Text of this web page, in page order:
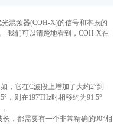
混频器(COH-X)的信号和本振的
我们可以清楚地看到，COH-X在
，它在C波段上增加了大约2°到
，则在197THz时相移约为91.5°
，都需要有一个非常精确的90°相